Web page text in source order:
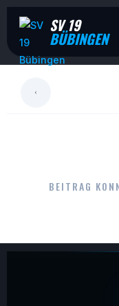
SV 19
BÜBINGEN
BEITRAG